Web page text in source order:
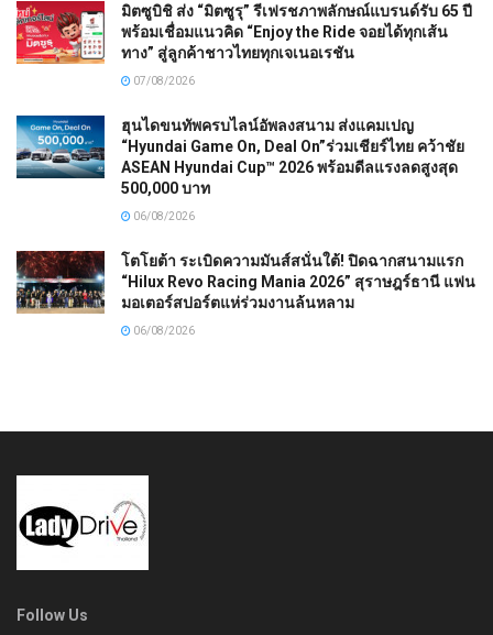
มิตซูบิชิ ส่ง “มิตซูรุ” รีเฟรชภาพลักษณ์แบรนด์รับ 65 ปี
พร้อมเชื่อมแนวคิด “Enjoy the Ride จอยได้ทุกเส้น
ทาง” สู่ลูกค้าชาวไทยทุกเจเนอเรชัน
07/08/2026
ฮุนไดขนทัพครบไลน์อัพลงสนาม ส่งแคมเปญ
“Hyundai Game On, Deal On”ร่วมเชียร์ไทย คว้าชัย
ASEAN Hyundai Cup™ 2026 พร้อมดีลแรงลดสูงสุด
500,000 บาท
06/08/2026
โตโยต้า ระเบิดความมันส์สนั่นใต้! ปิดฉากสนามแรก
“Hilux Revo Racing Mania 2026” สุราษฎร์ธานี แฟน
มอเตอร์สปอร์ตแห่ร่วมงานล้นหลาม
06/08/2026
Follow Us